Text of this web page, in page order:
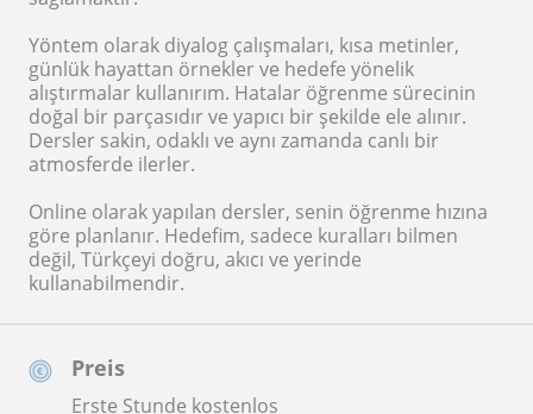
Preis
Erste Stunde kostenlos
Yöntem olarak diyalog çalışmaları, kısa metinler,
günlük hayattan örnekler ve hedefe yönelik
alıştırmalar kullanırım. Hatalar öğrenme sürecinin
doğal bir parçasıdır ve yapıcı bir şekilde ele alınır.
Dersler sakin, odaklı ve aynı zamanda canlı bir
atmosferde ilerler.
Online olarak yapılan dersler, senin öğrenme hızına
göre planlanır. Hedefim, sadece kuralları bilmen
değil, Türkçeyi doğru, akıcı ve yerinde
kullanabilmendir.